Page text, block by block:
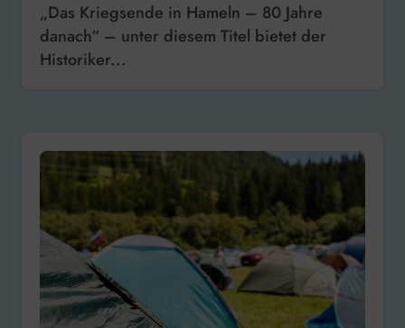
„Das Kriegsende in Hameln – 80 Jahre
danach“ – unter diesem Titel bietet der
Historiker...